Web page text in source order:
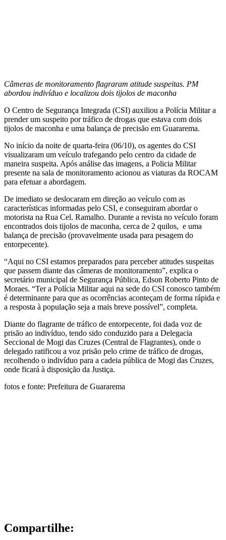
Câmeras de monitoramento flagraram atitude suspeitas. PM
abordou indivíduo e localizou dois tijolos de maconha
O Centro de Segurança Integrada (CSI) auxiliou a Polícia Militar a
prender um suspeito por tráfico de drogas que estava com dois
tijolos de maconha e uma balança de precisão em Guararema.
No início da noite de quarta-feira (06/10), os agentes do CSI
visualizaram um veículo trafegando pelo centro da cidade de
maneira suspeita. Após análise das imagens, a Policia Militar
presente na sala de monitoramento acionou as viaturas da ROCAM
para efetuar a abordagem.
De imediato se deslocaram em direção ao veículo com as
características informadas pelo CSI, e conseguiram abordar o
motorista na Rua Cel. Ramalho. Durante a revista no veículo foram
encontrados dois tijolos de maconha, cerca de 2 quilos, e uma
balança de precisão (provavelmente usada para pesagem do
entorpecente).
“Aqui no CSI estamos preparados para perceber atitudes suspeitas
que passem diante das câmeras de monitoramento”, explica o
secretário municipal de Segurança Pública, Edson Roberto Pinto de
Moraes. “Ter a Polícia Militar aqui na sede do CSI conosco também
é determinante para que as ocorrências aconteçam de forma rápida e
a resposta à população seja a mais breve possível”, completa.
Diante do flagrante de tráfico de entorpecente, foi dada voz de
prisão ao indivíduo, tendo sido conduzido para a Delegacia
Seccional de Mogi das Cruzes (Central de Flagrantes), onde o
delegado ratificou a voz prisão pelo crime de tráfico de drogas,
recolhendo o indivíduo para a cadeia pública de Mogi das Cruzes,
onde ficará à disposição da Justiça.
fotos e fonte: Prefeitura de Guararema
Compartilhe: